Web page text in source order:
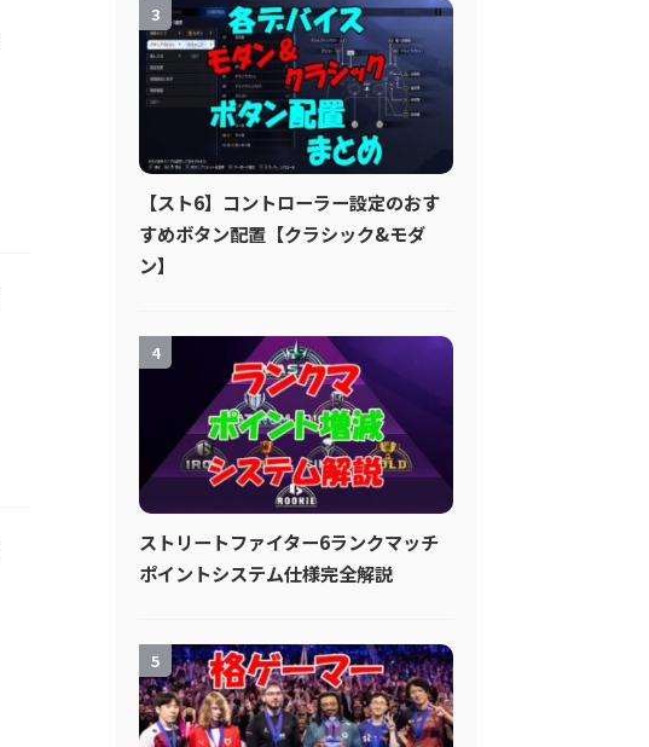
3
【スト6】コントローラー設定のおす
すめボタン配置【クラシック&モダ
ン】
4
ストリートファイター6ランクマッチ
ポイントシステム仕様完全解説
5